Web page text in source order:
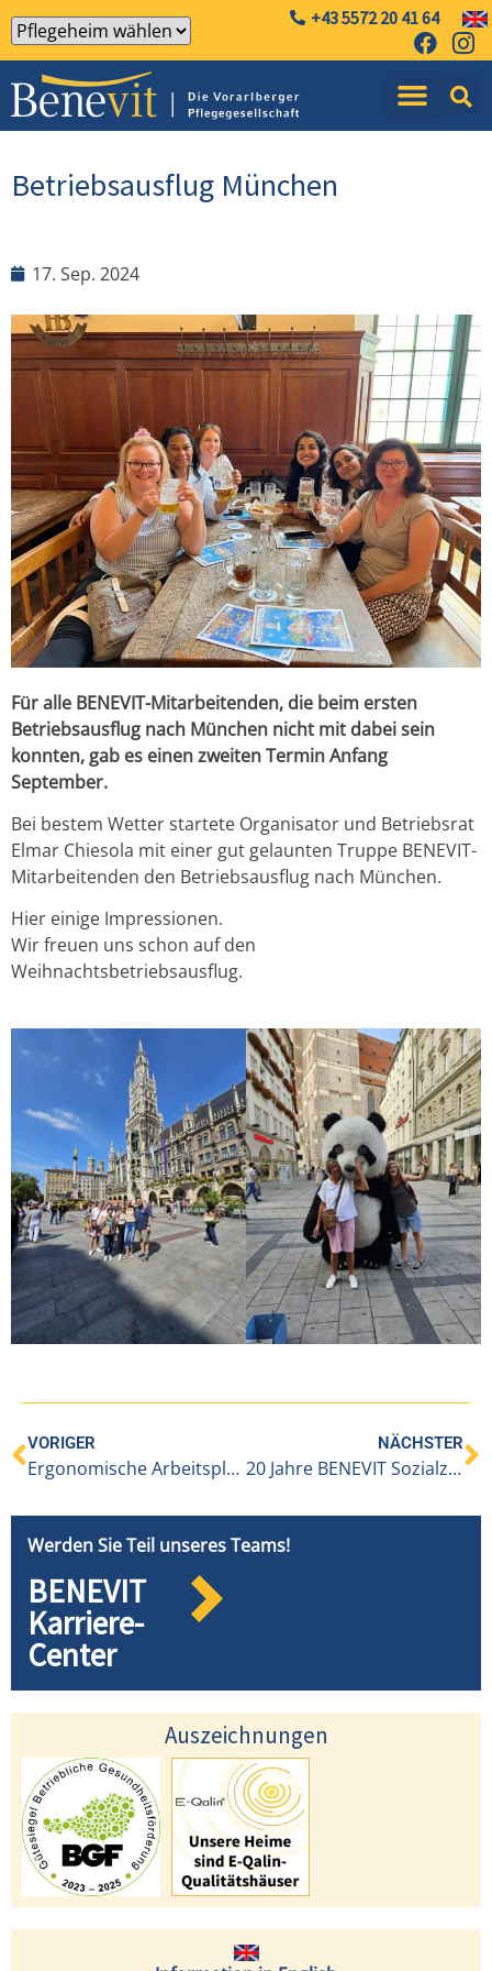
+43 5572 20 41 64
Betriebsausflug München
17. Sep. 2024
Für alle BENEVIT-Mitarbeitenden, die beim ersten
Betriebsausflug nach München nicht mit dabei sein
konnten, gab es einen zweiten Termin Anfang
September.
Bei bestem Wetter startete Organisator und Betriebsrat
Elmar Chiesola mit einer gut gelaunten Truppe BENEVIT-
Mitarbeitenden den Betriebsausflug nach München.
Hier einige Impressionen.
Wir freuen uns schon auf den
Weihnachtsbetriebsausflug.
VORIGER
Ergonomische Arbeitsplatzgestaltung im Pflegebereich
NÄCHSTER
20 Jahre BENEVIT Sozialzentrum Alberschwende
Werden Sie Teil unseres Teams!
BENEVIT
Karriere-
Center
Auszeichnungen